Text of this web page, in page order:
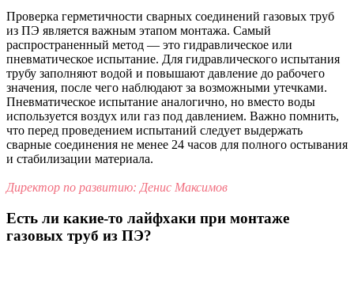
Проверка герметичности сварных соединений газовых труб
из ПЭ является важным этапом монтажа. Самый
распространенный метод — это гидравлическое или
пневматическое испытание. Для гидравлического испытания
трубу заполняют водой и повышают давление до рабочего
значения, после чего наблюдают за возможными утечками.
Пневматическое испытание аналогично, но вместо воды
используется воздух или газ под давлением. Важно помнить,
что перед проведением испытаний следует выдержать
сварные соединения не менее 24 часов для полного остывания
и стабилизации материала.
Директор по развитию: Денис Максимов
Есть ли какие-то лайфхаки при монтаже
газовых труб из ПЭ?